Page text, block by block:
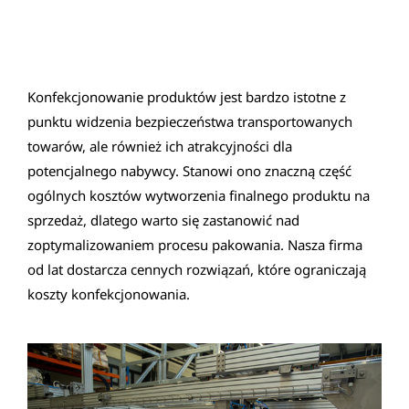
PARK MASZYNOWY
CHECKWEIGHERY
SUMATORY
PALETYZACJA
ROBOT DO PALETYZACJI
STACJE ROBOTYCZNE
BRANŻE
HISTORIA INNTEC
Konfekcjonowanie produktów jest bardzo istotne z
punktu widzenia bezpieczeństwa transportowanych
towarów, ale również ich atrakcyjności dla
potencjalnego nabywcy. Stanowi ono znaczną część
ogólnych kosztów wytworzenia finalnego produktu na
sprzedaż, dlatego warto się zastanowić nad
zoptymalizowaniem procesu pakowania. Nasza firma
od lat dostarcza cennych rozwiązań, które ograniczają
koszty konfekcjonowania.